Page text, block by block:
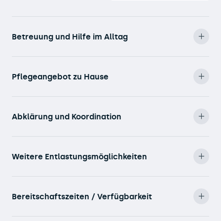
Betreuung und Hilfe im Alltag
Pflegeangebot zu Hause
Abklärung und Koordination
Weitere Entlastungsmöglichkeiten
Bereitschaftszeiten / Verfügbarkeit